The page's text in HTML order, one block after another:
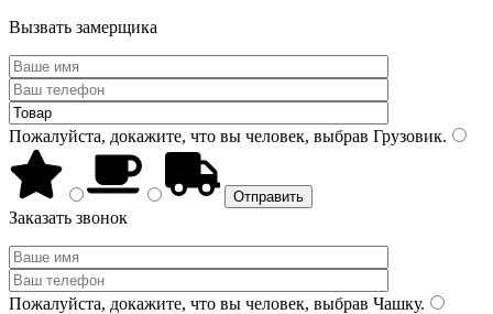
Вызвать замерщика
Пожалуйста, докажите, что вы человек, выбрав Грузовик.
Заказать звонок
Пожалуйста, докажите, что вы человек, выбрав Чашку.